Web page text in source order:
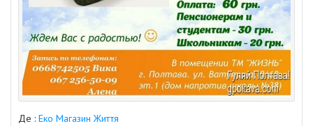
Де : Еко Магазин Життя